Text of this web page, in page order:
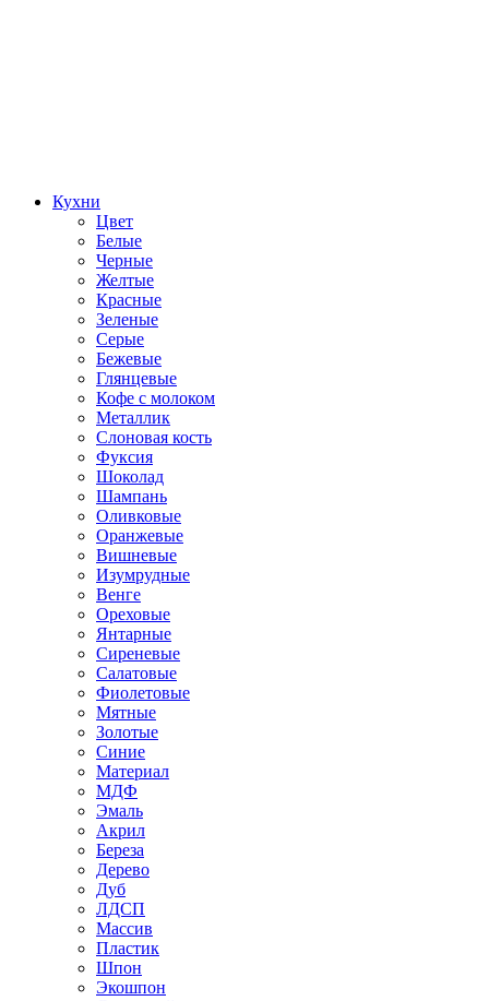
Кухни
Цвет
Белые
Черные
Желтые
Красные
Зеленые
Серые
Бежевые
Глянцевые
Кофе с молоком
Металлик
Слоновая кость
Фуксия
Шоколад
Шампань
Оливковые
Оранжевые
Вишневые
Изумрудные
Венге
Ореховые
Янтарные
Сиреневые
Салатовые
Фиолетовые
Мятные
Золотые
Синие
Материал
МДФ
Эмаль
Акрил
Береза
Дерево
Дуб
ЛДСП
Массив
Пластик
Шпон
Экошпон